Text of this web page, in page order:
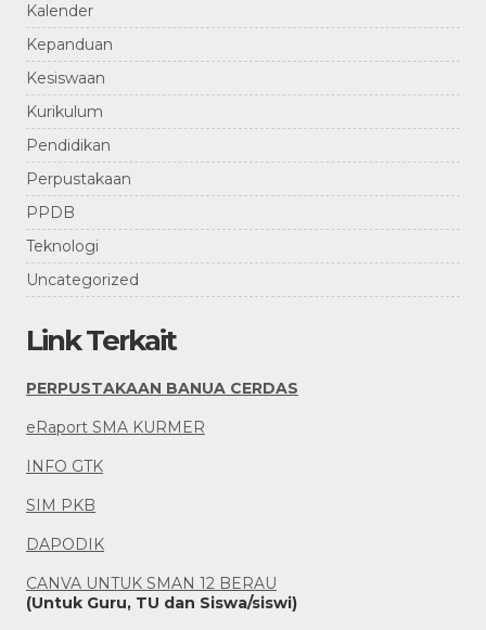
Kalender
Kepanduan
Kesiswaan
Kurikulum
Pendidikan
Perpustakaan
PPDB
Teknologi
Uncategorized
Link Terkait
PERPUSTAKAAN BANUA CERDAS
eRaport SMA KURMER
INFO GTK
SIM PKB
DAPODIK
CANVA UNTUK SMAN 12 BERAU
(Untuk Guru, TU dan Siswa/siswi)